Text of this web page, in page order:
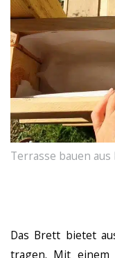
Terrasse bauen
Das Brett bietet
tragen. Mit einem